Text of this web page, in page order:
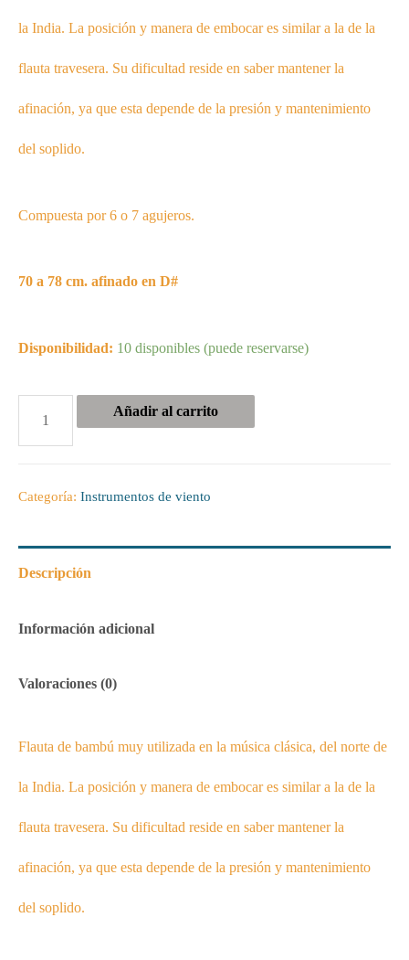
la India. La posición y manera de embocar es similar a la de la
flauta travesera. Su dificultad reside en saber mantener la
afinación, ya que esta depende de la presión y mantenimiento
del soplido.
Compuesta por 6 o 7 agujeros.
70 a 78 cm. afinado en D#
Disponibilidad: 10 disponibles (puede reservarse)
Añadir al carrito
Categoría: Instrumentos de viento
Descripción
Información adicional
Valoraciones (0)
Flauta de bambú muy utilizada en la música clásica, del norte de
la India. La posición y manera de embocar es similar a la de la
flauta travesera. Su dificultad reside en saber mantener la
afinación, ya que esta depende de la presión y mantenimiento
del soplido.